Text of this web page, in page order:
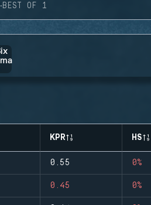
·BEST OF 1
KPR HS
0.55 0%
0.45 0%